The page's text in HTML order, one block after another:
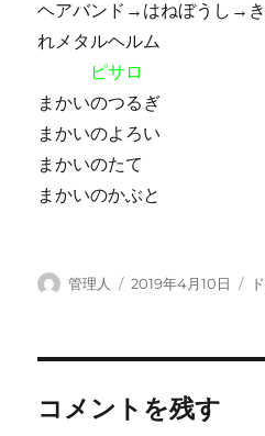
ヘアバンド→はねぼうし→
れメタルヘルム
ピサロ
まかいのつるぎ
まかいのよろい
まかいのたて
まかいのかぶと
投
管理人
投
2019年4月10日
カ
コメントを残す